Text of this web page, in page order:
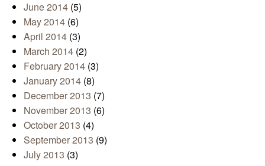
June 2014 (5)
May 2014 (6)
April 2014 (3)
March 2014 (2)
February 2014 (3)
January 2014 (8)
December 2013 (7)
November 2013 (6)
October 2013 (4)
September 2013 (9)
July 2013 (3)